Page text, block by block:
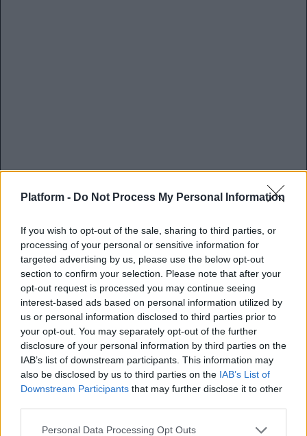
Platform - Do Not Process My Personal Information
If you wish to opt-out of the sale, sharing to third parties, or
processing of your personal or sensitive information for
targeted advertising by us, please use the below opt-out
section to confirm your selection. Please note that after your
opt-out request is processed you may continue seeing
interest-based ads based on personal information utilized by
us or personal information disclosed to third parties prior to
your opt-out. You may separately opt-out of the further
disclosure of your personal information by third parties on the
IAB’s list of downstream participants. This information may
also be disclosed by us to third parties on the IAB’s List of
Downstream Participants that may further disclose it to other
Personal Data Processing Opt Outs
Shot Festival” της προηγούμενης Κυριακής, ήρθε η
στιγμή για τη δεύτερη μάχη! Το πιο urban festival
του 2012, που απασχολεί την εγχώρια hip hop
κοινότητα είναι γεγονός, και τηνΚυριακή 25
Μαρτίουοι Salto Mortal (Μεταμόρφωση), οι
Ρυθμοδότες (Χαλκίδα), οι Show Respect (Υμηττός),
οι Δύνασις (Θεσσαλονίκη) και οι Φάσμα (Γαλάτσι /
Άμφισσα) συναντιούνται στο 7sins, στα Εξάρχεια.
Οι καλλιτέχνες θα παρουσιάσουν τις δουλειές τους
σε 20λεπτα sets και το κοινό θα κληθεί να
αξιολογήσει τη μουσική τους μέσω ψηφοφορίας, η
οποία θα διεξαχθεί στο χώρο μετά το τέλος της
συναυλίας. Καλεσμένος της βραδιάς θα είναι ο ΜC